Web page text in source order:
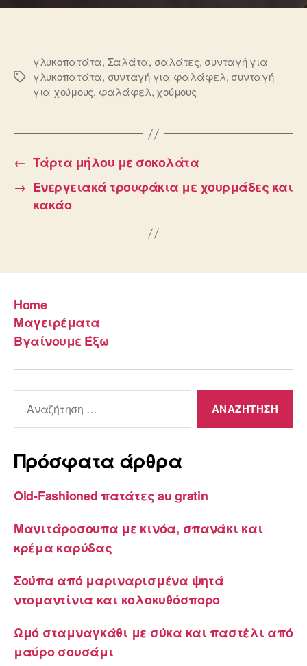
Ετικέτες
γλυκοπατάτα, Σαλάτα, σαλάτες, συνταγή για
γλυκοπατάτα, συνταγή για φαλάφελ, συνταγή
για χούμους, φαλάφελ, χούμους
← Τάρτα μήλου με σοκολάτα
→ Ενεργειακά τρουφάκια με χουρμάδες και
κακάο
Home
Μαγειρέματα
Βγαίνουμε Έξω
για:
Πρόσφατα άρθρα
Old-Fashioned πατάτες au gratin
Μανιτάροσουπα με κινόα, σπανάκι και
κρέμα καρύδας
Σούπα από μαριναρισμένα ψητά
ντομαντίνια και κολοκυθόσπορο
Ωμό σταμναγκάθι με σύκα και παστέλι από
μαύρο σουσάμι